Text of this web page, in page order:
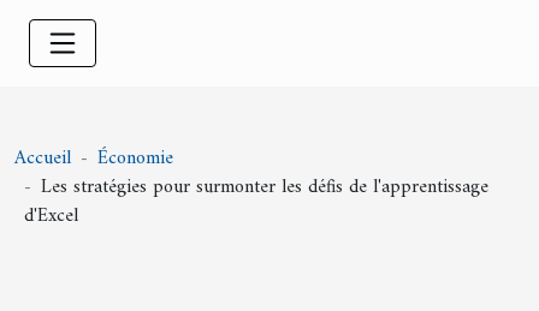
Accueil
Économie
Les stratégies pour surmonter les défis de l'apprentissage
d'Excel